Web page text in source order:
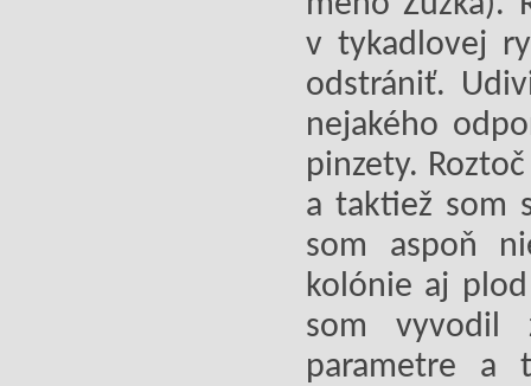
v tykadlovej
odstrániť.
nejakého
pinzety.
a taktiež som
som aspoň
kolónie aj
som vyvodil
parametre a